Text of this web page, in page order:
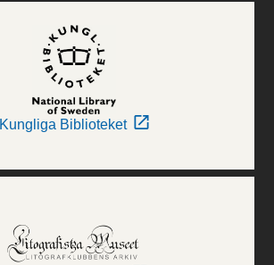
Kungliga Biblioteket